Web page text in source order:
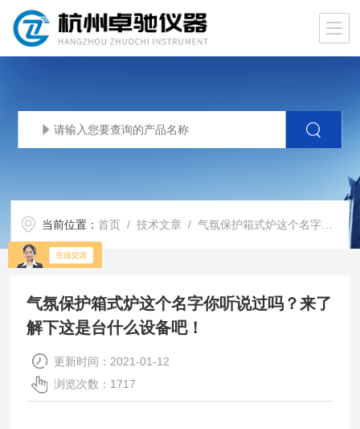
当前位置：首页 /技术文章 / 气氛保护箱式炉这个名字你听说过吗？来了解下这是台什么设备吧！
气氛保护箱式炉这个名字你听说过吗？来了
解下这是台什么设备吧！
更新时间：2021-01-12
浏览次数：1717